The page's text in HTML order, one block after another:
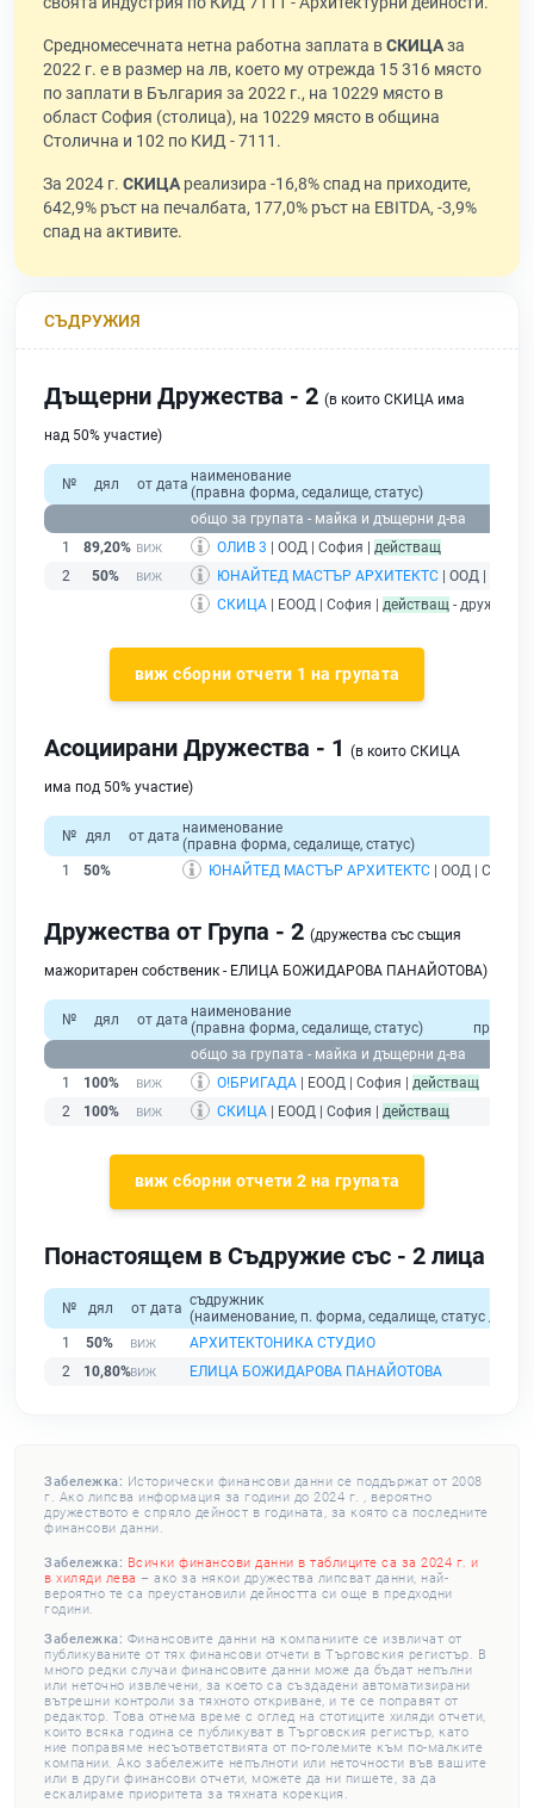
Средномесечната нетна работна заплата вСКИЦАза
2022 г. е в размер на лв, което му отрежда 15 316 място
по заплати в България за 2022 г., на 10229 място в
област София (столица), на 10229 място в община
Столична и 102 по КИД - 7111.
За 2024 г. СКИЦАреализира -16,8% спад на приходите,
642,9% ръст на печалбата, 177,0% ръст на EBITDA, -3,9%
спад на активите.
СЪДРУЖИЯ
Дъщерни Дружества - 2 (в които СКИЦА има
над 50% участие)
№ дял от дата наименование
(правна форма, седалище, статус)
общо за групата - майка и дъщерни д-ва
1
89,20% ОЛИВ 3 | ООД | София | действащ
2
50% ЮНАЙТЕД МАСТЪР АРХИТЕКТС | ООД |
СКИЦА | ЕООД | София | действащ -
виж сборни отчети 1 на групата
Асоциирани Дружества - 1 (в които СКИЦА
има под 50% участие)
№ дял от дата наименование
(правна форма, седалище, статус)
1
50% ЮНАЙТЕД МАСТЪР АРХИТЕКТС | ООД | София
Дружества от Група - 2 (дружества със същия
мажоритарен собственик - ЕЛИЦА БОЖИДАРОВА ПАНАЙОТОВА)
№ дял от дата наименование
(правна форма, седалище, статус)
приходи
общо за групата - майка и дъщерни д-ва
1
100% О!БРИГАДА | ЕООД | София | действащ
2
100% СКИЦА | ЕООД | София | действащ
виж сборни отчети 2 на групата
Понастоящем в Съдружие със - 2 лица
№ дял от дата съдружник
(наименование, п. форма, седалище, статус /
1
50%
АРХИТЕКТОНИКА СТУДИО
2
10,80% ЕЛИЦА БОЖИДАРОВА ПАНАЙОТОВА
Забележка: Исторически финансови данни се поддържат от 2008
г. Ако липсва информация за години до 2024 г. , вероятно
дружеството е спряло дейност в годината, за която са последните
финансови данни.
Забележка: Всички финансови данни в таблиците са за 2024 г. и
в хиляди лева – ако за някои дружества липсват данни, най-
вероятно те са преустановили дейността си още в предходни
години.
Забележка: Финансовите данни на компаниите се извличат от
публикуваните от тях финансови отчети в Търговския регистър. В
много редки случаи финансовите данни може да бъдат непълни
или неточно извлечени, за което са създадени автоматизирани
вътрешни контроли за тяхното откриване, и те се поправят от
редактор. Това отнема време с оглед на стотиците хиляди отчети,
които всяка година се публикуват в Търговския регистър, като
ние поправяме несъответствията от по-големите към по-малките
компании. Ако забележите непълноти или неточности във вашите
или в други финансови отчети, можете да ни пишете, за да
ескалираме приоритета за тяхната корекция.